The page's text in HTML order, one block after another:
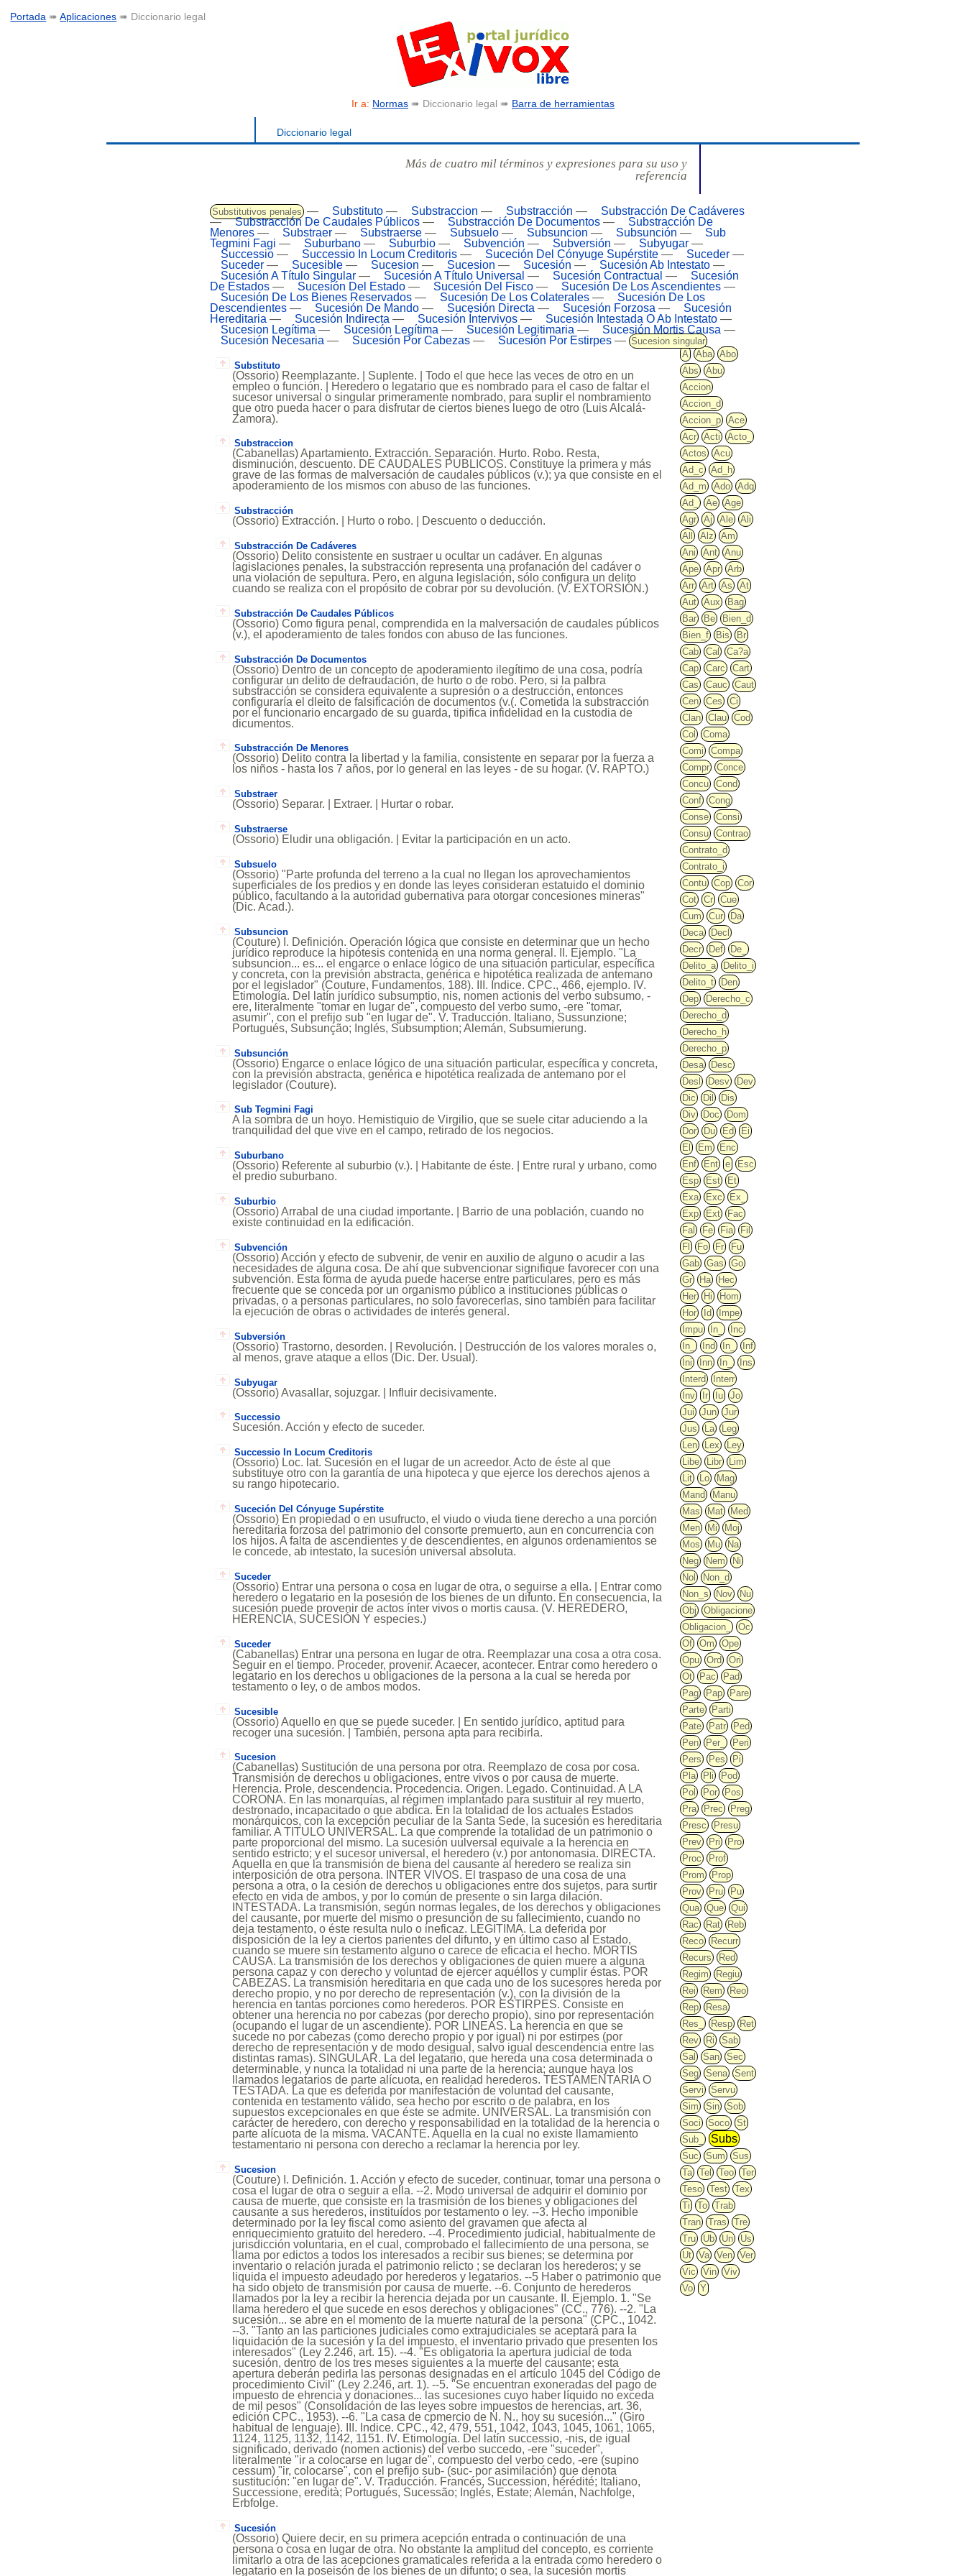
Portada ➠Aplicaciones ➠ Diccionario legal
Ir a: Normas ➠ Diccionario legal ➠ Barra de herramientas
Diccionario legal
Más de cuatro mil términos y expresiones para su uso y
referencia
Substitutivos penales — Substituto — Substraccion — Substracción —
Substracción De Cadáveres
—
Substracción De Caudales Públicos — Substracción De Documentos —
Substracción De
Menores — Substraer — Substraerse — Subsuelo — Subsuncion — Subsunción —
Sub
Tegmini Fagi — Suburbano — Suburbio — Subvención — Subversión — Subyugar —
Successio — Successio In Locum Creditoris — Suceción Del Cónyuge Supérstite — Suceder —
Suceder — Sucesible — Sucesion — Sucesion — Sucesión — Sucesión Ab Intestato —
Sucesión A Título Singular — Sucesión A Título Universal — Sucesión Contractual —
Sucesión
De Estados — Sucesión Del Estado — Sucesión Del Fisco — Sucesión De Los Ascendientes —
Sucesión De Los Bienes Reservados — Sucesión De Los Colaterales —
Sucesión De Los
Descendientes — Sucesión De Mando — Sucesión Directa — Sucesión Forzosa —
Sucesión
Hereditaria — Sucesión Indirecta — Sucesión Íntervivos — Sucesión Intestada O Ab Intestato —
Sucesion Legítima — Sucesión Legítima — Sucesión Legitimaria — Sucesión Mortis Causa —
Sucesión Necesaria — Sucesión Por Cabezas — Sucesión Por Estirpes — Sucesion singular
A
Aba
Abo
Abs
Abu
Accion
Accion_d
Accion_p
Ace
Acr
Acti
Acto_
Actos
Acu
Ad_c
Ad_h
Ad_m
Ado
Adq
Ad_
Ae
Age
Agr
Aj Ale
Ali
All
Alz
Am
Ani
Ant
Anu
Ape
Apr
Arb
Arr
Art As
At
Aut
Aux
Bag
Bar
Be
Bien_d
Bien_f
Bis
Br
Cab
Cal
Ca?a
Cap
Carc
Cart
Cas
Cauc
Caut
Cen
Ces
Ci
Clan
Clau
Cod
Col
Coma
Comi
Compa
Compr
Conce
Concu
Cond
Conf
Cong
Conse
Consi
Consu
Contrao
Contrato_d
Contrato_i
Contu
Cop
Cor
Cot
Cr
Cue
Cum
Cur
Da
Deca
Decl
Decr
Def
De_
Delito_a
Delito_i
Delito_t
Den
Dep
Derecho_c
Derecho_d
Derecho_h
Derecho_p
Desa
Desc
Desl
Desv
Dev
Dic
Dil
Dis
Div
Doc
Dom
Dor
Du Ed
Ei
El
Em
Enc
Enf
Ent e
Esc
Esp
Est
Et
Exa
Exc
Ex_
Exp
Ext
Fac
Fal
Fe Fia
Fil
Fl
Fo Fr
Fu
Gab
Gas
Go
Gr
Ha
Hec
Her
Hi
Hom
Hor
Id
Impe
Impu
In_
Inc
In_
Ind In_
Inf
Ini
Inn In_
Ins
Interd
Interr
Inv
Ir Iu
Jo
Jui
Jun
Jur
Jus
La
Leg
Len
Lex
Ley
Libe
Libr
Lim
Lit
Lo
Mag
Mand
Manu
Mas
Mat
Med
Men
Mi
Moj
Mos
Mu
Na
Neg
Nem
Ni
Nol
Non_d
Non_s
Nov
Nu
Obj
Obligacione
Obligacion_
Oc
Of
Om
Ope
Opu
Ord
Ori
Ot
Pac
Pad
Pag
Pap
Pare
Parte
Parti
Pate
Patr
Ped
Pen
Per_
Peri
Pers
Pes
Pi
Pla
Pli
Pod
Pol
Por
Pos
Pra
Prec
Preg
Presc
Presu
Prev
Pri
Pro
Proc
Prof
Prom
Prop
Prov
Pru
Pu
Qua
Que
Qui
Rac
Rat
Reb
Reco
Recurr
Recurs
Red
Regim
Regiu
Rei
Rem
Reo
Rep
Resa
Res_
Resp
Ret
Rev
Ri
Sab
Sal
San
Sec
Seg
Sena
Sent
Servi
Servu
Sim
Sin
Sob
Soci
Soco
St
Sub_
Subs
Suc Sum
Sus
Ta
Tel Teo
Ter
Teso
Test
Tex
Ti
To
Trab
Tran
Tras
Tre
Tru
Ub Un
Us
Ut
Va Ven
Ver
Vic
Vin
Viv
Vo
Y
Substituto
(Ossorio) Reemplazante. | Suplente. | Todo el que hece las veces de otro en un
empleo o función. | Heredero o legatario que es nombrado para el caso de faltar el
sucesor universal o singular primeramente nombrado, para suplir el nombramiento
que otro pueda hacer o para disfrutar de ciertos bienes luego de otro (Luis Alcalá-
Zamora).
Substraccion
(Cabanellas) Apartamiento. Extracción. Separación. Hurto. Robo. Resta,
disminución, descuento. DE CAUDALES PUBLICOS. Constituye la primera y más
grave de las formas de malversación de caudales públicos (v.); ya que consiste en el
apoderamiento de los mismos con abuso de las funciones.
Substracción
(Ossorio) Extracción. | Hurto o robo. | Descuento o deducción.
Substracción De Cadáveres
(Ossorio) Delito consistente en sustraer u ocultar un cadáver. En algunas
lagislaciones penales, la substracción representa una profanación del cadáver o
una violación de sepultura. Pero, en alguna legislación, sólo configura un delito
cuando se realiza con el propósito de cobrar por su devolución. (V. EXTORSIÓN.)
Substracción De Caudales Públicos
(Ossorio) Como figura penal, comprendida en la malversación de caudales públicos
(v.), el apoderamiento de tales fondos con abuso de las funciones.
Substracción De Documentos
(Ossorio) Dentro de un concepto de apoderamiento ilegítimo de una cosa, podría
configurar un delito de defraudación, de hurto o de robo. Pero, si la palbra
substracción se considera equivalente a supresión o a destrucción, entonces
configuraría el dleito de falsificación de documentos (v.(. Cometida la substracción
por el funcionario encargado de su guarda, tipifica infidelidad en la custodia de
dicumentos.
Substracción De Menores
(Ossorio) Delito contra la libertad y la familia, consistente en separar por la fuerza a
los niños - hasta los 7 años, por lo general en las leyes - de su hogar. (V. RAPTO.)
Substraer
(Ossorio) Separar. | Extraer. | Hurtar o robar.
Substraerse
(Ossorio) Eludir una obligación. | Evitar la participación en un acto.
Subsuelo
(Ossorio) "Parte profunda del terreno a la cual no llegan los aprovechamientos
superficiales de los predios y en donde las leyes consideran estatuido el dominio
público, facultando a la autoridad gubernativa para otorgar concesiones mineras"
(Dic. Acad.).
Subsuncion
(Couture) I. Definición. Operación lógica que consiste en determinar que un hecho
jurídico reproduce la hipótesis contenida en una norma general. II. Ejemplo. "La
subsuncion... es... el engarce o enlace lógico de una situación particular, específica
y concreta, con la previsión abstracta, genérica e hipotética realizada de antemano
por el legislador" (Couture, Fundamentos, 188). III. Indice. CPC., 466, ejemplo. IV.
Etimología. Del latín jurídico subsumptio, nis, nomen actionis del verbo subsumo, -
ere, literalmente "tomar en lugar de", compuesto del verbo sumo, -ere "tomar,
asumir", con el prefijo sub "en lugar de". V. Traducción. Italiano, Sussunzione;
Portugués, Subsunção; Inglés, Subsumption; Alemán, Subsumierung.
Subsunción
(Ossorio) Engarce o enlace lógico de una situación particular, específica y concreta,
con la previsión abstracta, genérica e hipotética realizada de antemano por el
legislador (Couture).
Sub Tegmini Fagi
A la sombra de un hoyo. Hemistiquio de Virgilio, que se suele citar aduciendo a la
tranquilidad del que vive en el campo, retirado de los negocios.
Suburbano
(Ossorio) Referente al suburbio (v.). | Habitante de éste. | Entre rural y urbano, como
el predio suburbano.
Suburbio
(Ossorio) Arrabal de una ciudad importante. | Barrio de una población, cuando no
existe continuidad en la edificación.
Subvención
(Ossorio) Acción y efecto de subvenir, de venir en auxilio de alguno o acudir a las
necesidades de alguna cosa. De ahí que subvencionar signifique favorecer con una
subvención. Esta forma de ayuda puede hacerse entre particulares, pero es más
frecuente que se conceda por un organismo público a instituciones públicas o
privadas, o a personas particulares, no solo favorecerlas, sino también para facilitar
la ejecución de obras o actividades de interés general.
Subversión
(Ossorio) Trastorno, desorden. | Revolución. | Destrucción de los valores morales o,
al menos, grave ataque a ellos (Dic. Der. Usual).
Subyugar
(Ossorio) Avasallar, sojuzgar. | Influir decisivamente.
Successio
Sucesión. Acción y efecto de suceder.
Successio In Locum Creditoris
(Ossorio) Loc. lat. Sucesión en el lugar de un acreedor. Acto de éste al que
substituye otro con la garantía de una hipoteca y que ejerce los derechos ajenos a
su rango hipotecario.
Suceción Del Cónyuge Supérstite
(Ossorio) En propiedad o en usufructo, el viudo o viuda tiene derecho a una porción
hereditaria forzosa del patrimonio del consorte premuerto, aun en concurrencia con
los hijos. A falta de ascendientes y de descendientes, en algunos ordenamientos se
le concede, ab intestato, la sucesión universal absoluta.
Suceder
(Ossorio) Entrar una persona o cosa en lugar de otra, o seguirse a ella. | Entrar como
heredero o legatario en la posesión de los bienes de un difunto. En consecuencia, la
sucesión puede provenir de actos ínter vivos o mortis causa. (V. HEREDERO,
HERENCIA, SUCESIÓN Y especies.)
Suceder
(Cabanellas) Entrar una persona en lugar de otra. Reemplazar una cosa a otra cosa.
Seguir en el tiempo. Proceder, provenir. Acaecer, acontecer. Entrar como heredero o
legatario en los derechos u obligaciones de la persona a la cual se hereda por
testamento o ley, o de ambos modos.
Sucesible
(Ossorio) Aquello en que se puede suceder. | En sentido jurídico, aptitud para
recoger una sucesión. | También, persona apta para recibirla.
Sucesion
(Cabanellas) Sustitución de una persona por otra. Reemplazo de cosa por cosa.
Transmisión de derechos u obligaciones, entre vivos o por causa de muerte.
Herencia. Prole, descendencia. Procedencia. Origen. Legado. Continuidad. A LA
CORONA. En las monarquías, al régimen implantado para sustituir al rey muerto,
destronado, incapacitado o que abdica. En la totalidad de los actuales Estados
monárquicos, con la excepción peculiar de la Santa Sede, la sucesión es hereditaria
familiar. A TITULO UNIVERSAL. La que comprende la totalidad de un patrimonio o
parte proporcional del mismo. La sucesión uulversal equivale a la herencia en
sentido estricto; y el sucesor universal, el heredero (v.) por antonomasia. DIRECTA.
Aquella en que la transmisión de biena del causante al heredero se realiza sin
interposición de otra persona. INTER VIVOS. El traspaso de una cosa de una
persona a otra, o la cesión de derechos u obligaciones entre dos sujetos, para surtir
efecto en vida de ambos, y por lo común de presente o sin larga dilación.
INTESTADA. La transmisión, según normas legales, de los derechos y obligaciones
del causante, por muerte del mismo o presunción de su fallecimiento, cuando no
deja testamento, o éste resulta nulo o ineficaz. LEGITIMA. La deferida por
disposición de la ley a ciertos parientes del difunto, y en último caso al Estado,
cuando se muere sin testamento alguno o carece de eficacia el hecho. MORTIS
CAUSA. La transmisión de los derechos y obligaciones de quien muere a alguna
persona capaz y con derecho y voluntad de ejercer aquéllos y cumplir éstas. POR
CABEZAS. La transmisión hereditaria en que cada uno de los sucesores hereda por
derecho propio, y no por derecho de representación (v.), con la división de la
herencia en tantas porciones como herederos. POR ESTIRPES. Consiste en
obtener una herencia no por cabezas (por derecho propio), sino por representación
(ocupando el lugar de un ascendiente). POR LlNEAS. La herencia en que se
sucede no por cabezas (como derecho propio y por igual) ni por estirpes (por
derecho de representación y de modo desigual, salvo igual descendencia entre las
distintas ramas). SINGULAR. La del legatario, que hereda una cosa determinada o
determinable, y nunca la totalidad ni una parte de la herencia; aunque haya los
llamados legatarios de parte alícuota, en realidad herederos. TESTAMENTARIA O
TESTADA. La que es deferida por manifestación de voluntad del causante,
contenida en testamento válido, sea hecho por escrito o de palabra, en los
supuestos excepcionales en que éste se admite. UNIVERSAL. La transmisión con
carácter de heredero, con derecho y responsabilidad en la totalidad de la herencia o
parte alícuota de la misma. VACANTE. Aquella en la cual no existe llamamiento
testamentario ni persona con derecho a reclamar la herencia por ley.
Sucesion
(Couture) I. Definición. 1. Acción y efecto de suceder, continuar, tomar una persona o
cosa el lugar de otra o seguir a ella. --2. Modo universal de adquirir el dominio por
causa de muerte, que consiste en la trasmisión de los bienes y obligaciones del
causante a sus herederos, instituídos por testamento o ley. --3. Hecho imponible
determinado por la ley fiscal como asiento del gravamen que afecta al
enriquecimiento gratuito del heredero. --4. Procedimiento judicial, habitualmente de
jurisdicción voluntaria, en el cual, comprobado el fallecimiento de una persona, se
llama por edictos a todos los interesados a recibir sus bienes; se determina por
inventario o relación jurada el patrimonio relicto ; se declaran los herederos; y se
liquida el impuesto adeudado por herederos y legatarios. --5 Haber o patrimonio que
ha sido objeto de transmisión por causa de muerte. --6. Conjunto de herederos
llamados por la ley a recibir la herencia dejada por un causante. II. Ejemplo. 1. "Se
llama heredero el que sucede en esos derechos y obligaciones" (CC., 776). --2. "La
sucesión... se abre en el momento de la muerte natural de la persona" (CPC., 1042.
--3. "Tanto an las particiones judiciales como extrajudiciales se aceptará para la
liquidación de la sucesión y la del impuesto, el inventario privado que presenten los
interesados" (Ley 2.246, art. 15). --4. "Es obligatoria la apertura judicial de toda
sucesión, dentro de los tres meses siguientes a la muerte del causante; esta
apertura deberán pedirla las personas designadas en el artículo 1045 del Código de
procedimiento Civil" (Ley 2.246, art. 1). --5. "Se encuentran exoneradas del pago de
impuesto de ehrencia y donaciones... las sucesiones cuyo haber líquido no exceda
de mil pesos" (Consolidación de las leyes sobre impuestos de herencias, art. 36,
edición CPC., 1953). --6. "La casa de cpmercio de N. N., hoy su sucesión..." (Giro
habitual de lenguaje). III. Indice. CPC., 42, 479, 551, 1042, 1043, 1045, 1061, 1065,
1124, 1125, 1132, 1142, 1151. IV. Etimología. Del latín successio, -nis, de igual
significado, derivado (nomen actionis) del verbo succedo, -ere "suceder",
literalmente "ir a colocarse en lugar de", compuesto del verbo cedo, -ere (supino
cessum) "ir, colocarse", con el prefijo sub- (suc- por asimilación) que denota
sustitución: "en lugar de". V. Traducción. Francés, Succession, hérédité; Italiano,
Successione, eredità; Portugués, Sucessão; Inglés, Estate; Alemán, Nachfolge,
Erbfolge.
Sucesión
(Ossorio) Quiere decir, en su primera acepción entrada o continuación de una
persona o cosa en lugar de otra. No obstante la amplitud del concepto, es corriente
limitarlo a otra de las acepciones gramaticales referida a la entrada como heredero o
legatario en la poseisón de los bienes de un difunto; o sea, la sucesión mortis